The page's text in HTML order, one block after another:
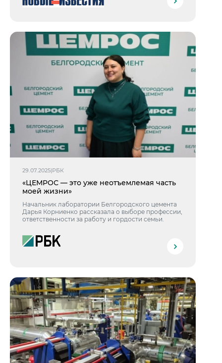
29.07.2025|РБК
«ЦЕМРОС — это уже неотъемлемая часть
моей жизни»
Начальник лаборатории Белгородского цемента
Дарья Корниенко рассказала о выборе профессии,
ответственности за работу и гордости семьи.